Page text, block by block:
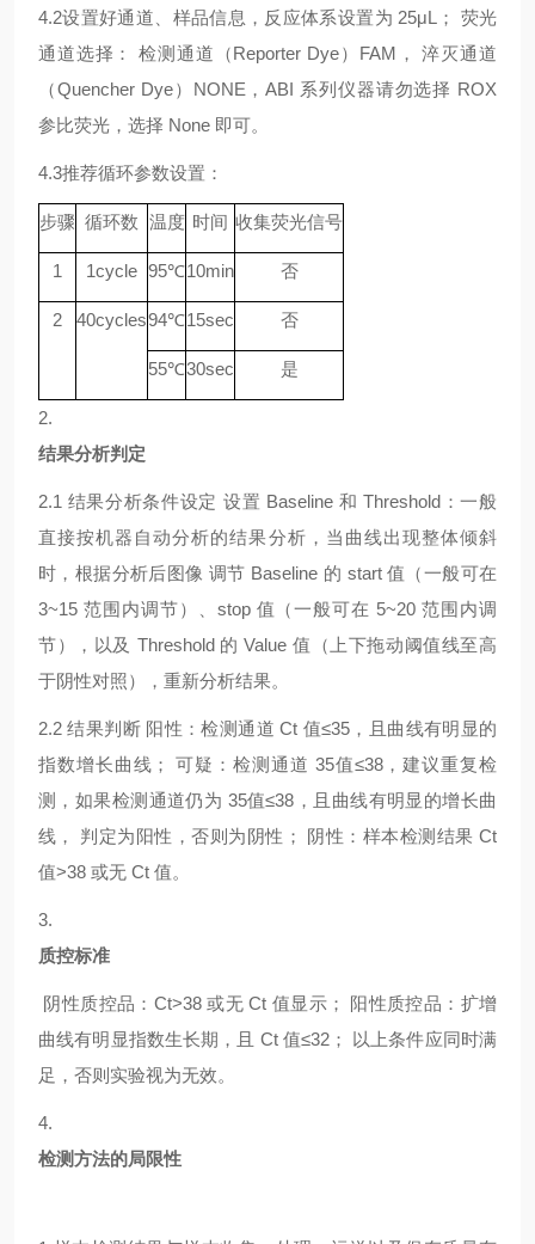
4.2设置好通道、样品信息，反应体系设置为 25μL； 荧光
通道选择： 检测通道（Reporter Dye）FAM， 淬灭通道
（Quencher Dye）NONE，ABI 系列仪器请勿选择 ROX
参比荧光，选择 None 即可。
4.3推荐循环参数设置：
步骤 循环数 温度 时间 收集荧光信号
1 1cycle 95℃10min 否
2 40cycles94℃15sec 否
55℃30sec 是
2.
结果分析判定
2.1 结果分析条件设定 设置 Baseline 和 Threshold：一般
直接按机器自动分析的结果分析，当曲线出现整体倾斜
时，根据分析后图像 调节 Baseline 的 start 值（一般可在
3~15 范围内调节）、stop 值（一般可在 5~20 范围内调
节），以及 Threshold 的 Value 值（上下拖动阈值线至高
于阴性对照），重新分析结果。
2.2结果判断 阳性：检测通道 Ct 值≤35，且曲线有明显的
指数增长曲线； 可疑：检测通道 35值≤38，建议重复检
测，如果检测通道仍为 35值≤38，且曲线有明显的增长曲
线， 判定为阳性，否则为阴性； 阴性：样本检测结果 Ct
值>38 或无 Ct 值。
3.
质控标准
阴性质控品： Ct>38 或无 Ct 值显示； 阳性质控品：扩增
曲线有明显指数生长期，且 Ct 值≤32； 以上条件应同时满
足，否则实验视为无效。
4.
检测方法的局限性